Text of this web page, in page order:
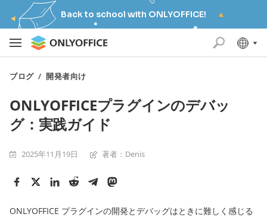
Back to school with ONLYOFFICE!
ブログ/開発者向け
ONLYOFFICEプラグインのデバッ
グ：実践ガイド
2025年11月19日 著者：Denis
ONLYOFFICE プラグインの開発とデバッグはときに難しく感じる